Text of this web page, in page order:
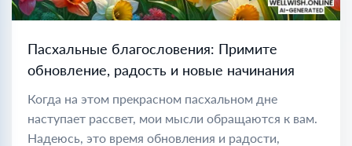
Пасхальные благословения: Примите
обновление, радость и новые начинания
Когда на этом прекрасном пасхальном дне
наступает рассвет, мои мысли обращаются к вам.
Надеюсь, это время обновления и радости,